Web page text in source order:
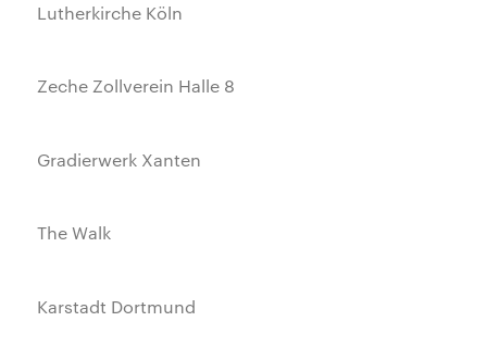
Lutherkirche Köln
Zeche Zollverein Halle 8
Gradierwerk Xanten
The Walk
Karstadt Dortmund